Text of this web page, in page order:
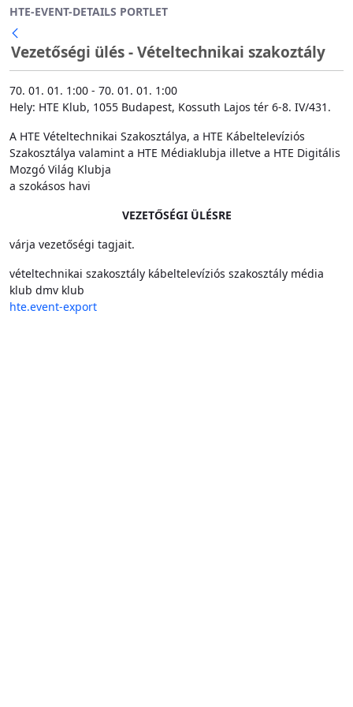
Ugrás a fő tartalomhoz
HTE-EVENT-DETAILS PORTLET
Vezetőségi ülés - Vételtechnikai szakoztály
70. 01. 01. 1:00 - 70. 01. 01. 1:00
Hely: HTE Klub, 1055 Budapest, Kossuth Lajos tér 6-8. IV/431.
A HTE Vételtechnikai Szakosztálya, a HTE Kábeltelevíziós
Szakosztálya valamint a HTE Médiaklubja illetve a HTE Digitális
Mozgó Világ Klubja
a szokásos havi
VEZETŐSÉGI ÜLÉSRE
várja vezetőségi tagjait.
vételtechnikai szakosztály kábeltelevíziós szakosztály média
klub dmv klub
hte.event-export